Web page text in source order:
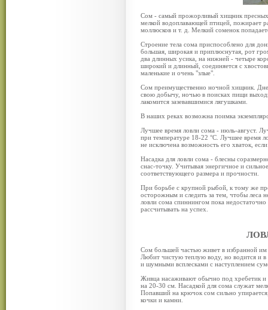
Сом - самый прожорливый хищник пресных
мелкой водоплавающей птицей, пожирает
моллюсков и т. д. Мелкий соменок
Строение тела сома приспособлено для
большая, широкая и приплюснутая, рот
два длинных усика, на нижней - четыре
широкий и длинный, соединяется с
маленькие и очень "злые".
Сом преимущественно ночной хищник.
свою добычу, ночью в поисках пищи
лакомится зазевавшимися лягушками.
В наших реках возможна поимка
Лучшее время ловли сома - июль-август.
при температуре 18-22 °С. Лучшее время
не исключена возможность его хваток,
Насадка для ловли сома - блесны
снас-точку. Учитывая энергичное и
соответствующего размера и прочности.
При борьбе с крупной рыбой, к тому же
осторожным и следить за тем, чтобы леса
ловли сома спиннингом пока
рассчитывать на успех.
Сом большей частью живет в избранной
Любит чистую теплую воду, но водится и
и шумными всплесками с наступлением
Живца насаживают обычно под хребетик и
на 20-30 см. Насадкой для сома служат
Попавший на крючок сом сильно
кочки и камни.